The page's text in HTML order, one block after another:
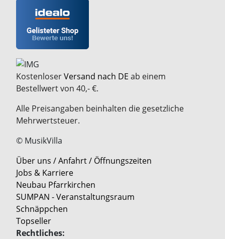
KostenloserVersand nach DE ab einem
Bestellwert von 40,- €.
Alle Preisangaben beinhalten die gesetzliche
Mehrwertsteuer.
© MusikVilla
Über uns / Anfahrt / Öffnungszeiten
Jobs & Karriere
Neubau Pfarrkirchen
SUMPAN - Veranstaltungsraum
Schnäppchen
Topseller
Rechtliches: